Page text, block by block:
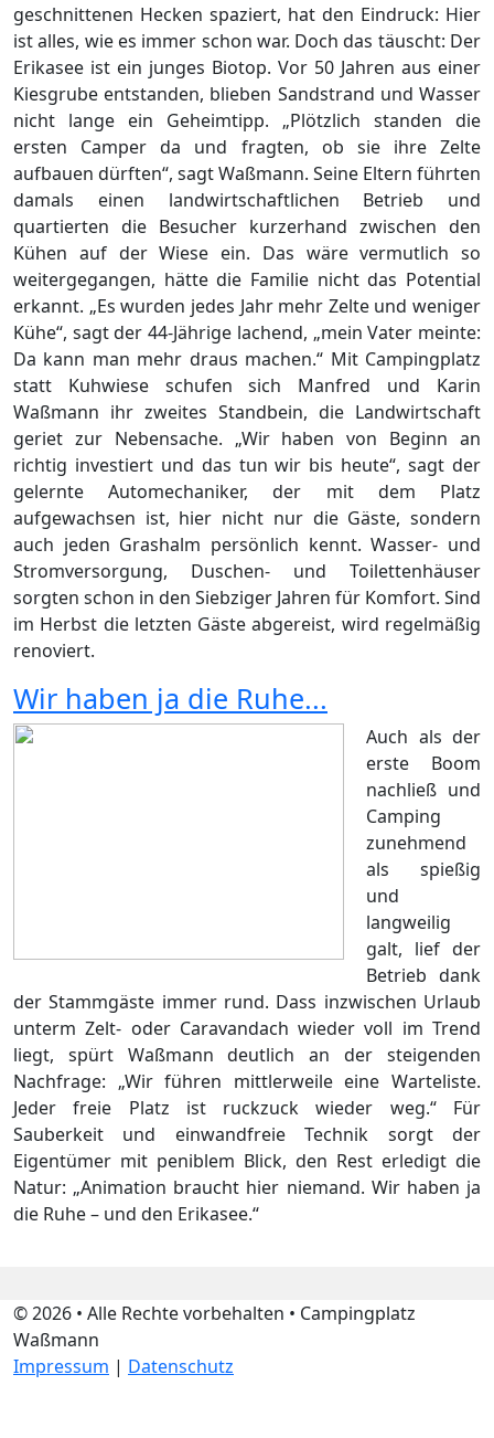
geschnittenen Hecken spaziert, hat den Eindruck: Hier
ist alles, wie es immer schon war. Doch das täuscht: Der
Erikasee ist ein junges Biotop. Vor 50 Jahren aus einer
Kiesgrube entstanden, blieben Sandstrand und Wasser
nicht lange ein Geheimtipp. „Plötzlich standen die
ersten Camper da und fragten, ob sie ihre Zelte
aufbauen dürften“, sagt Waßmann. Seine Eltern führten
damals einen landwirtschaftlichen Betrieb und
quartierten die Besucher kurzerhand zwischen den
Kühen auf der Wiese ein. Das wäre vermutlich so
weitergegangen, hätte die Familie nicht das Potential
erkannt. „Es wurden jedes Jahr mehr Zelte und weniger
Kühe“, sagt der 44-Jährige lachend, „mein Vater meinte:
Da kann man mehr draus machen.“ Mit Campingplatz
statt Kuhwiese schufen sich Manfred und Karin
Waßmann ihr zweites Standbein, die Landwirtschaft
geriet zur Nebensache. „Wir haben von Beginn an
richtig investiert und das tun wir bis heute“, sagt der
gelernte Automechaniker, der mit dem Platz
aufgewachsen ist, hier nicht nur die Gäste, sondern
auch jeden Grashalm persönlich kennt. Wasser- und
Stromversorgung, Duschen- und Toilettenhäuser
sorgten schon in den Siebziger Jahren für Komfort. Sind
im Herbst die letzten Gäste abgereist, wird regelmäßig
renoviert.
Wir haben ja die Ruhe...
Auch als der
erste Boom
nachließ und
Camping
zunehmend
als spießig
und
langweilig
galt, lief der
Betrieb dank
der Stammgäste immer rund. Dass inzwischen Urlaub
unterm Zelt- oder Caravandach wieder voll im Trend
liegt, spürt Waßmann deutlich an der steigenden
Nachfrage: „Wir führen mittlerweile eine Warteliste.
Jeder freie Platz ist ruckzuck wieder weg.“ Für
Sauberkeit und einwandfreie Technik sorgt der
Eigentümer mit peniblem Blick, den Rest erledigt die
Natur: „Animation braucht hier niemand. Wir haben ja
die Ruhe – und den Erikasee.“
© 2026 • Alle Rechte vorbehalten • Campingplatz
Waßmann
Impressum | Datenschutz